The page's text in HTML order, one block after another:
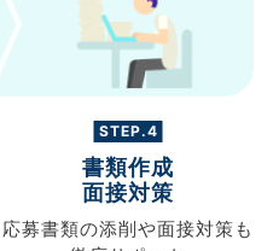
STEP.4
書類作成
面接対策
応募書類の添削や面接対策も